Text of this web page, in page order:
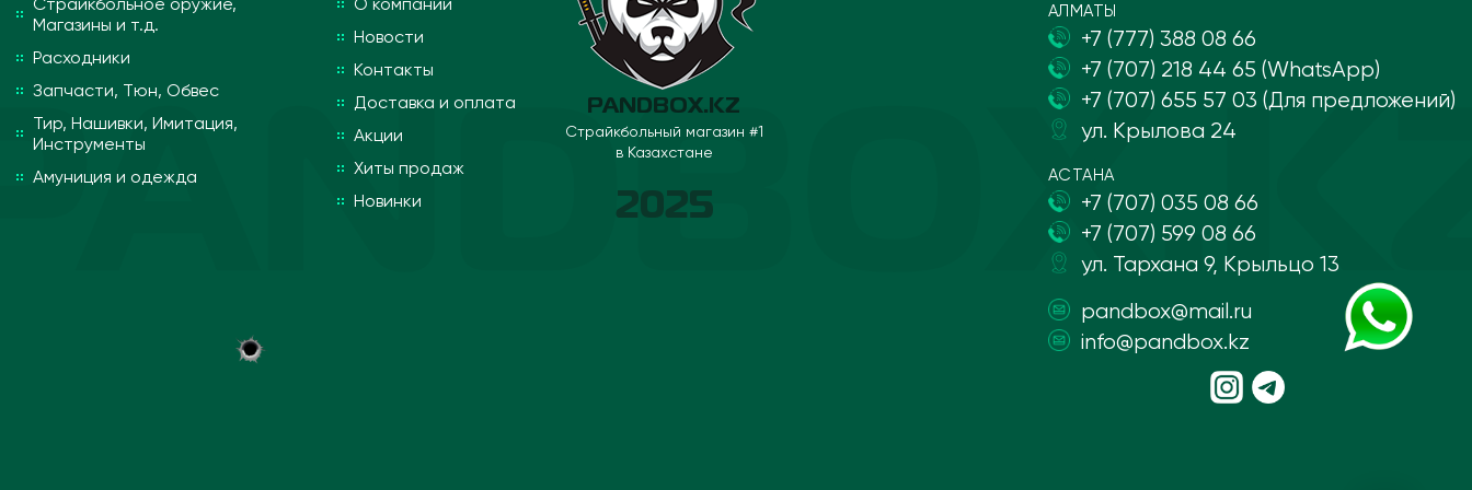
Страйкбольное оружие,
Магазины и т.д.
Расходники
Запчасти, Тюн, Обвес
Тир, Нашивки, Имитация,
Инструменты
Амуниция и одежда
О компании
Новости
Контакты
Доставка и оплата
Акции
Хиты продаж
Новинки
PANDBOX.KZ
Страйкбольный магазин #1
в Казахстане
2025
АЛМАТЫ
+7 (777) 388 08 66
+7 (707) 218 44 65 (WhatsApp)
+7 (707) 655 57 03 (Для предложений)
ул. Крылова 24
АСТАНА
+7 (707) 035 08 66
+7 (707) 599 08 66
ул. Тархана 9, Крыльцо 13
pandbox@mail.ru
info@pandbox.kz